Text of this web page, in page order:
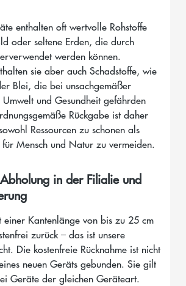
enthalten oft wertvolle Rohstoffe
oder seltene Erden, die durch
werden können.
sie aber auch Schadstoffe, wie
Blei, die bei unsachgemäßer
und Gesundheit gefährden
Rückgabe ist daher
Ressourcen zu schonen als
Mensch und Natur zu vermeiden.
in der Filialie und
einer Kantenlänge von bis zu 25 cm
zurück – das ist unsere
Die kostenfreie Rücknahme ist nicht
neuen Geräts gebunden. Sie gilt
Geräte der gleichen Geräteart.